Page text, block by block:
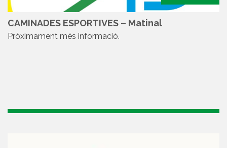
CAMINADES ESPORTIVES – Matinal
Pròximament més informació.